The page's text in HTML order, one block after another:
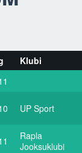
Klubi
UP Sport
Rapla
Jooksuklubi